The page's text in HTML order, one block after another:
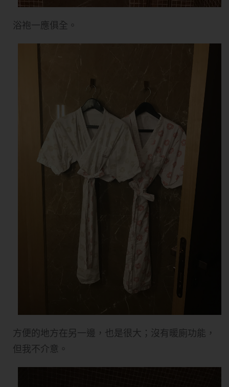
浴袍一應俱全。
方便的地方在另一邊，也是很大；沒有暖廁功能，
但我不介意。